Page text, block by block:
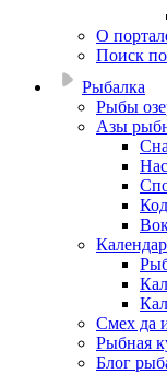
О
Поиск
Рыбалка
Рыбы
Азы
Смех да
Рыбная
Блог